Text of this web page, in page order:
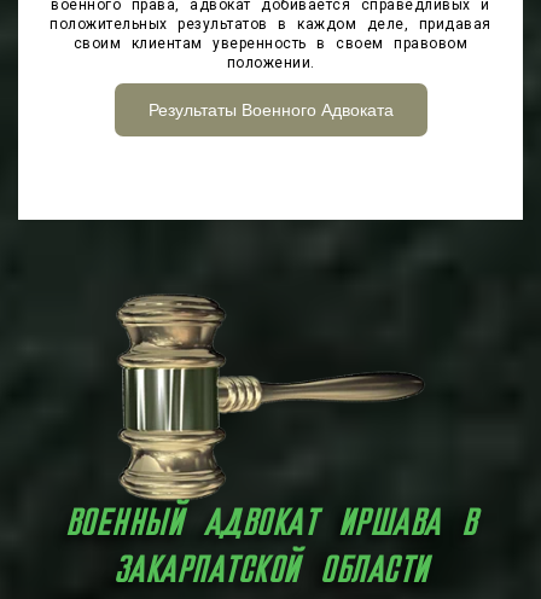
военного права, адвокат добивается справедливых и
положительных результатов в каждом деле, придавая
своим клиентам уверенность в своем правовом
положении.
Результаты Военного Адвоката
ВОЕННЫЙ АДВОКАТ ИРШАВА В
ЗАКАРПАТСКОЙ ОБЛАСТИ